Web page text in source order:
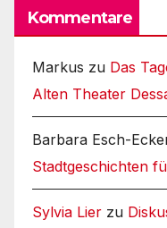
Kommentare
Markus zu Das
Alten Theater
Barbara Esch-
Stadtgeschichten
Sylvia Lier zu